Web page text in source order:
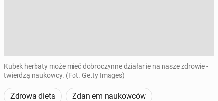
Kubek herbaty może mieć dobroczynne działanie na nasze zdrowie -
twierdzą naukowcy. (Fot. Getty Images)
Zdrowa dieta Zdaniem naukowców